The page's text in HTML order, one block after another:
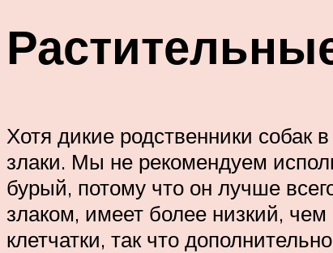
Хотя дикие родственники собак
злаки. Мы не рекомендуем
бурый, потому что он лучше
злаком, имеет более низкий, чем
клетчатки, так что